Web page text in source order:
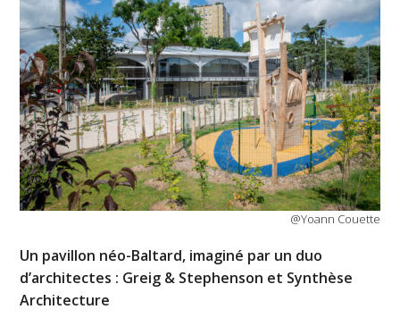
@Yoann Couette
Un pavillon néo-Baltard, imaginé par un duo
d’architectes : Greig & Stephenson et Synthèse
Architecture